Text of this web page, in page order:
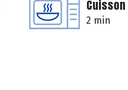
Cuisson
2 min